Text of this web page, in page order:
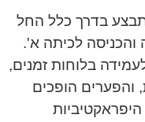
בדרך כלל החל
והכניסה לכיתה א'.
בלוחות זמנים,
והפערים הופכים